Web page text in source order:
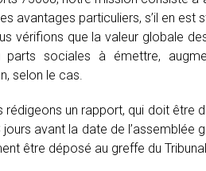
avantages particuliers, s’il en est
vérifions que la valeur globale
sociales à émettre,
selon le cas.
rédigeons un rapport, qui doit
avant la date de l’assemblée
être déposé au greffe du